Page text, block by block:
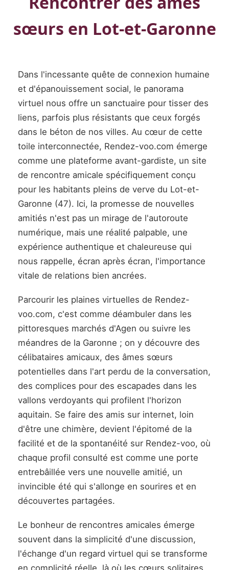
sœurs en Lot-et-Garonne
Dans l'incessante quête de connexion humaine
et d'épanouissement social, le panorama
virtuel nous offre un sanctuaire pour tisser des
liens, parfois plus résistants que ceux forgés
dans le béton de nos villes. Au cœur de cette
toile interconnectée, Rendez-voo.com émerge
comme une plateforme avant-gardiste, un site
de rencontre amicale spécifiquement conçu
pour les habitants pleins de verve du Lot-et-
Garonne (47). Ici, la promesse de nouvelles
amitiés n'est pas un mirage de l'autoroute
numérique, mais une réalité palpable, une
expérience authentique et chaleureuse qui
nous rappelle, écran après écran, l'importance
vitale de relations bien ancrées.
Parcourir les plaines virtuelles de Rendez-
voo.com, c'est comme déambuler dans les
pittoresques marchés d'Agen ou suivre les
méandres de la Garonne ; on y découvre des
célibataires amicaux, des âmes sœurs
potentielles dans l'art perdu de la conversation,
des complices pour des escapades dans les
vallons verdoyants qui profilent l'horizon
aquitain. Se faire des amis sur internet, loin
d'être une chimère, devient l'épitomé de la
facilité et de la spontanéité sur Rendez-voo, où
chaque profil consulté est comme une porte
entrebâillée vers une nouvelle amitié, un
invincible été qui s'allonge en sourires et en
découvertes partagées.
Le bonheur de rencontres amicales émerge
souvent dans la simplicité d'une discussion,
l'échange d'un regard virtuel qui se transforme